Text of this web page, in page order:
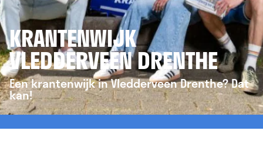
KRANTENWIJK
VLEDDERVEEN DRENTHE
Een krantenwijk in Vledderveen Drenthe? Dat
kan!